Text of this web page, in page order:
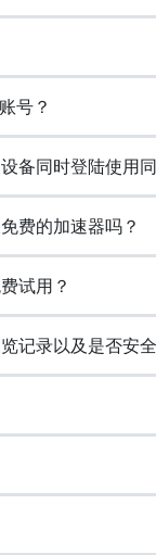
号？
备同时登陆使用
费的加速器吗？
试用？
记录以及是否安